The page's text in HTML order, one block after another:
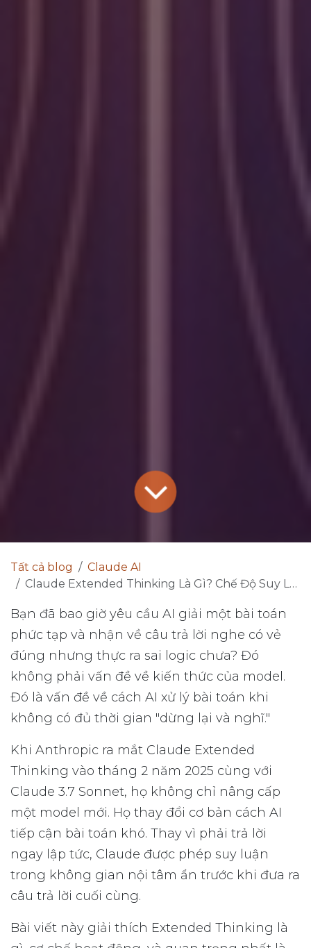
Tất cả blog
Claude AI
Claude Extended Thinking Là Gì? Chế Độ Suy Luận Sâu Giúp AI Giải Quyết Bài Toán Khó Ra Sao?
Bạn đã bao giờ yêu cầu AI giải một bài toán
phức tạp và nhận về câu trả lời nghe có vẻ
đúng nhưng thực ra sai logic chưa? Đó
không phải vấn đề về kiến thức của model.
Đó là vấn đề về cách AI xử lý bài toán khi
không có đủ thời gian "dừng lại và nghĩ."
Khi Anthropic ra mắt Claude Extended
Thinking vào tháng 2 năm 2025 cùng với
Claude 3.7 Sonnet, họ không chỉ nâng cấp
một model mới. Họ thay đổi cơ bản cách AI
tiếp cận bài toán khó. Thay vì phải trả lời
ngay lập tức, Claude được phép suy luận
trong không gian nội tâm ẩn trước khi đưa ra
câu trả lời cuối cùng.
Bài viết này giải thích Extended Thinking là